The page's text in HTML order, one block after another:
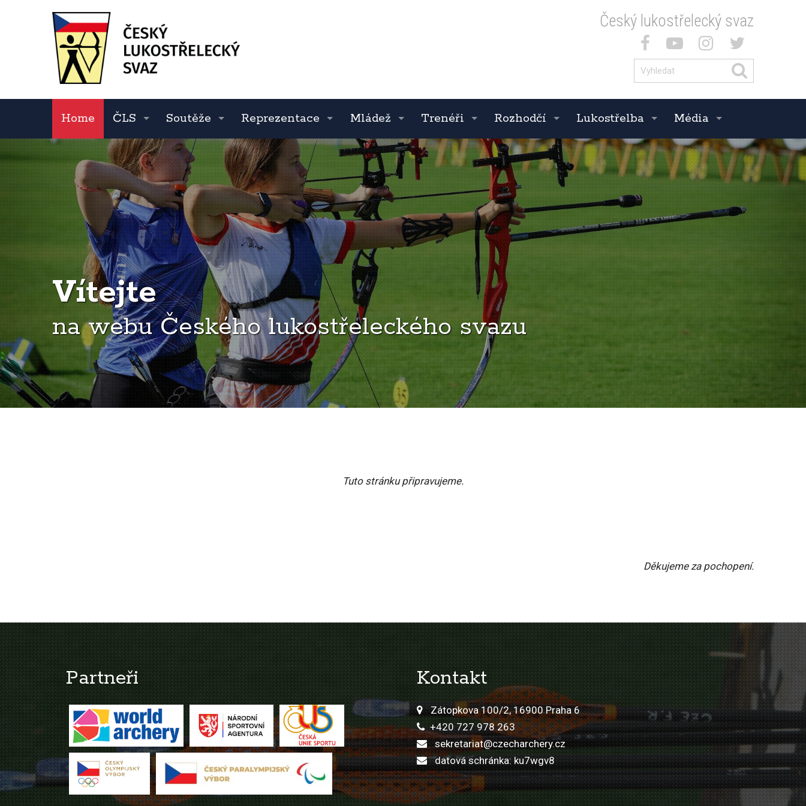
Český lukostřelecký svaz
Home ČLS Soutěže Reprezentace Mládež Trenéři Rozhodčí Lukostřelba Média
Vítejte
na webu Českého lukostřeleckého svazu
Tuto stránku připravujeme.
Děkujeme za pochopení.
Partneři Kontakt
Zátopkova 100/2, 16900 Praha 6
+420 727 978 263
sekretariat@czecharchery.cz
datová schránka: ku7wgv8